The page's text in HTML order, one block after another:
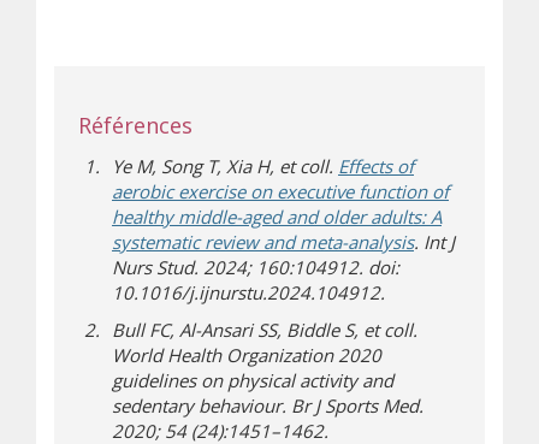
Références
Ye M, Song T, Xia H, et coll. Effects of
aerobic exercise on executive function of
healthy middle-aged and older adults: A
systematic review and meta-analysis(s’ouvre sur
. Int J
Nurs Stud. 2024; 160:104912. doi:
10.1016/j.ijnurstu.2024.104912.
Bull FC, Al-Ansari SS, Biddle S, et coll.
World Health Organization 2020
guidelines on physical activity and
sedentary behaviour. Br J Sports Med.
2020; 54 (24):1451–1462.